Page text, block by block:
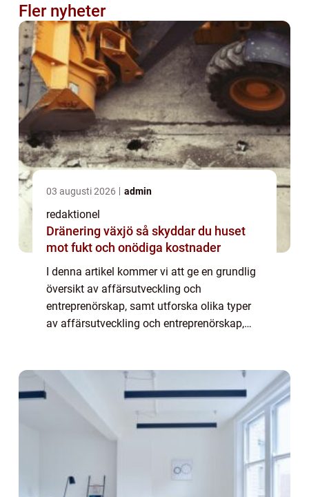
Fler nyheter
03 augusti 2026 admin
redaktionel
Dränering växjö så skyddar du huset
mot fukt och onödiga kostnader
I denna artikel kommer vi att ge en grundlig
översikt av affärsutveckling och
entreprenörskap, samt utforska olika typer
av affärsutveckling och entreprenörskap,
grans...